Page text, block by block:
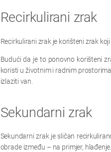
Recirkulirani zrak
Recirkulirani zrak je korišteni zrak
Budući da je to ponovno korišteni
koristi u životnim i radnim
izlaziti van.
Sekundarni zrak
Sekundarni zrak je sličan
obrade između – na primjer,